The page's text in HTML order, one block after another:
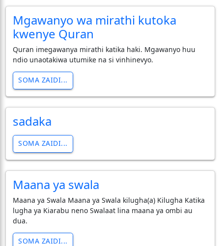
Mgawanyo wa mirathi kutoka
kwenye Quran
Quran imegawanya mirathi katika haki. Mgawanyo huu
ndio unaotakiwa utumike na si vinhinevyo.
SOMA ZAIDI...
sadaka
SOMA ZAIDI...
Maana ya swala
Maana ya Swala Maana ya Swala kilugha(a) Kilugha Katika
lugha ya Kiarabu neno Swalaat lina maana ya ombi au
dua.
SOMA ZAIDI...